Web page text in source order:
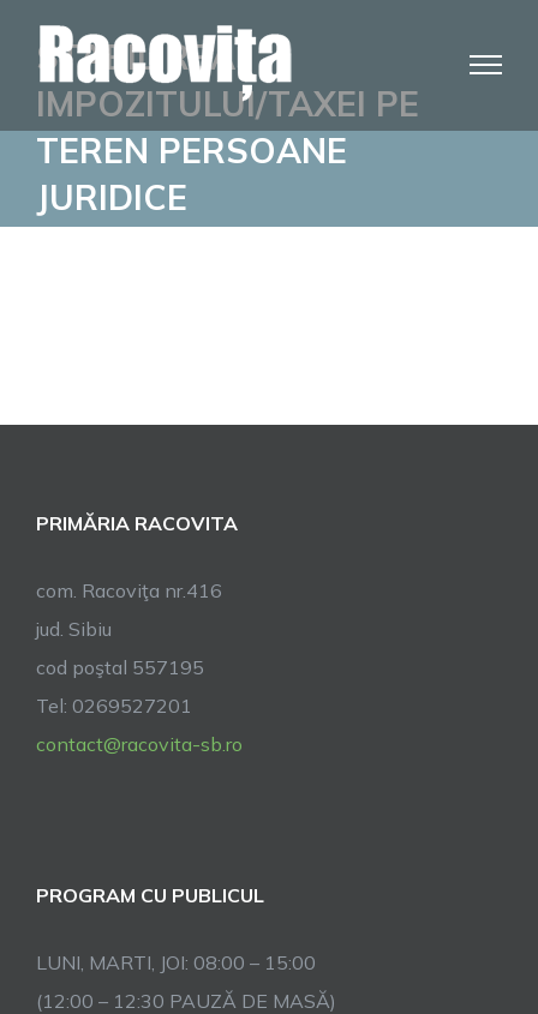
content
STABILIREA
IMPOZITULUI/TAXEI PE
TEREN PERSOANE
JURIDICE
PRIMĂRIA RACOVITA
com. Racoviţa nr.416
jud. Sibiu
cod poştal 557195
Tel: 0269527201
contact@racovita-sb.ro
PROGRAM CU PUBLICUL
LUNI, MARTI, JOI: 08:00 – 15:00
(12:00 – 12:30 PAUZĂ DE MASĂ)